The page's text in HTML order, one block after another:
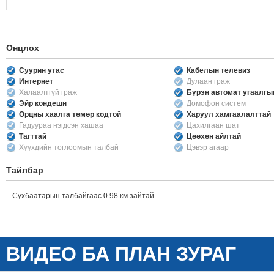
Онцлох
Суурин утас
Кабелын телевиз
Интернет
Дулаан граж
Халаалтгүй граж
Бүрэн автомат
Эйр кондешн
Домофон систем
Орцны хаалга төмөр кодтой
Харуул хамгаалалттай
Гадуураа нэгдсэн хашаа
Цахилгаан шат
Тагттай
Цөөхөн айлтай
Хүүхдийн тоглоомын талбай
Цэвэр агаар
Тайлбар
Сүхбаатарын талбайгаас 0.98 км зайтай
ВИДЕО БА ПЛАН ЗУРАГ